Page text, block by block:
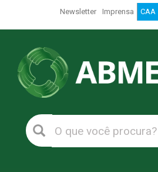
Newsletter Imprensa CAA